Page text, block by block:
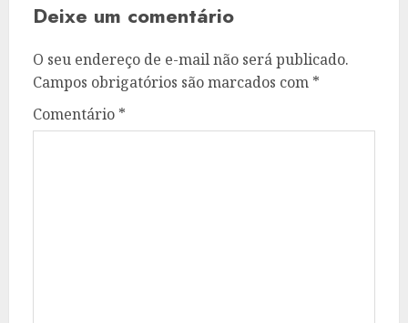
Deixe um comentário
O seu endereço de e-mail não será publicado.
Campos obrigatórios são marcados com *
Comentário *